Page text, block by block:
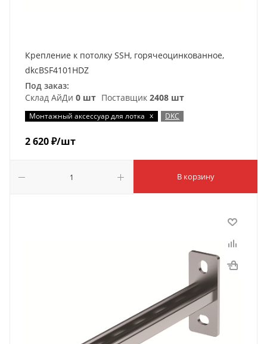
Крепление к потолку SSH, горячеоцинкованное,
dkcBSF4101HDZ
Под заказ:
Склад АйДи 0 шт Поставщик 2408 шт
Монтажный аксессуар для лотка x DKC
2 620₽/шт
В корзину